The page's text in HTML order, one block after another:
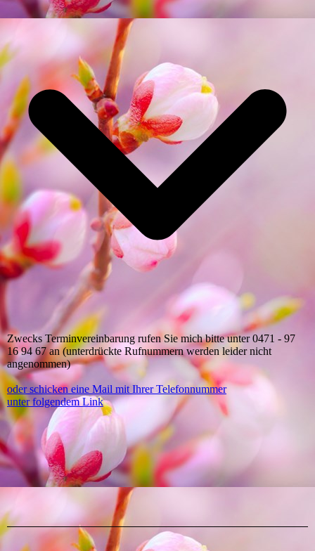
Zwecks Terminvereinbarung rufen Sie mich bitte unter 0471 - 97
16 94 67 an (unterdrückte Rufnummern werden leider nicht
angenommen)
oder schicken eine Mail mit Ihrer Telefonnummer
unter folgendem Link